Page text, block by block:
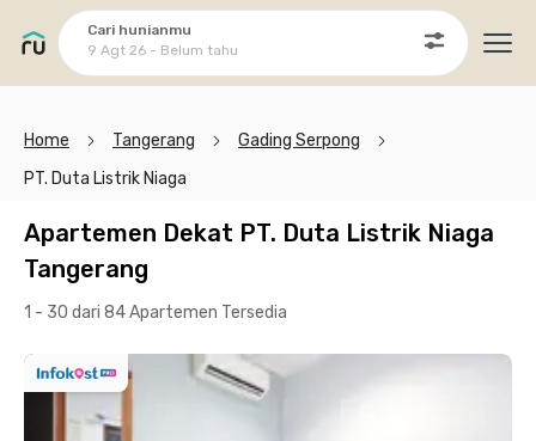
Cari hunianmu
9 Agt 26 - Belum tahu
Home Tangerang
Gading Serpong
PT. Duta Listrik Niaga
Apartemen Dekat PT. Duta Listrik Niaga
Tangerang
1 - 30 dari 84 Apartemen Tersedia